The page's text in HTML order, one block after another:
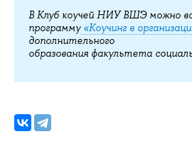
В Клуб коучей НИУ ВШЭ можно
программу«Коучинг в
дополнительного
образования факультета